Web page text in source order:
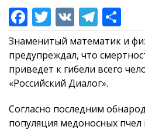
Знаменитый математик и
предупреждал, что
приведет к гибели всего
«Российский Диалог».
Согласно последним
популяция медоносных пчел